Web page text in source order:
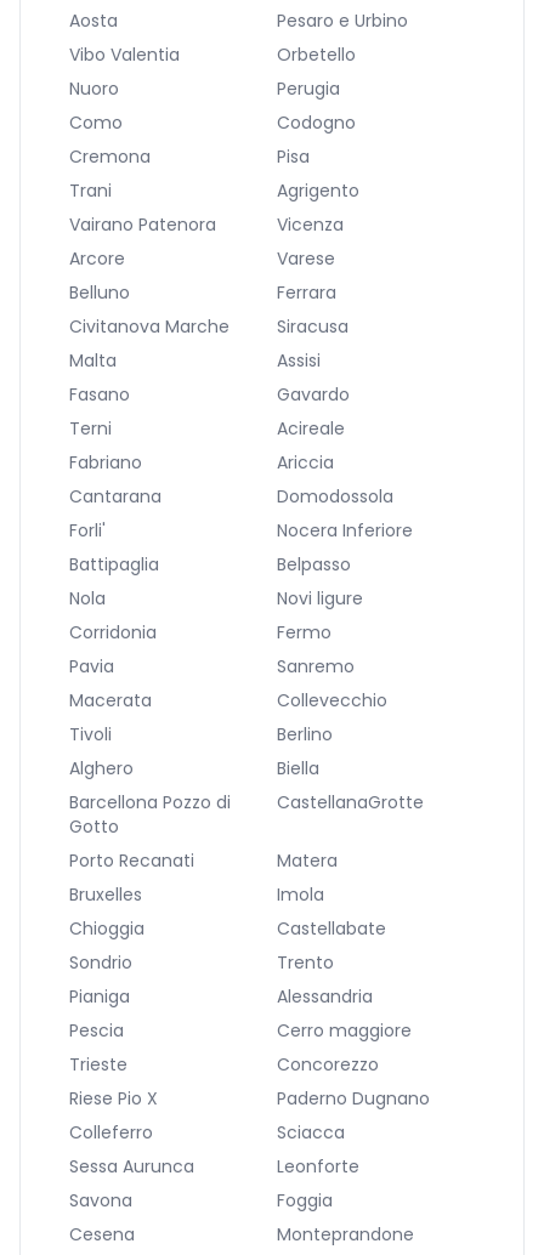
Aosta
Pesaro e Urbino
Vibo Valentia
Orbetello
Nuoro
Perugia
Como
Codogno
Cremona
Pisa
Trani
Agrigento
Vairano Patenora
Vicenza
Arcore
Varese
Belluno
Ferrara
Civitanova Marche
Siracusa
Malta
Assisi
Fasano
Gavardo
Terni
Acireale
Fabriano
Ariccia
Cantarana
Domodossola
Forli'
Nocera Inferiore
Battipaglia
Belpasso
Nola
Novi ligure
Corridonia
Fermo
Pavia
Sanremo
Macerata
Collevecchio
Tivoli
Berlino
Alghero
Biella
Barcellona Pozzo di
Gotto
CastellanaGrotte
Porto Recanati
Matera
Bruxelles
Imola
Chioggia
Castellabate
Sondrio
Trento
Pianiga
Alessandria
Pescia
Cerro maggiore
Trieste
Concorezzo
Riese Pio X
Paderno Dugnano
Colleferro
Sciacca
Sessa Aurunca
Leonforte
Savona
Foggia
Cesena
Monteprandone